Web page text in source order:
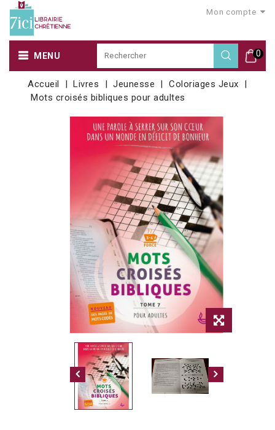
Mon compte
0
MENU
Accueil Livres Jeunesse
Coloriages Jeux
Mots croisés bibliques pour adultes